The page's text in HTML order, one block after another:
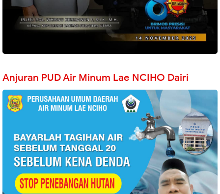
Anjuran PUD Air Minum Lae NCIHO Dairi